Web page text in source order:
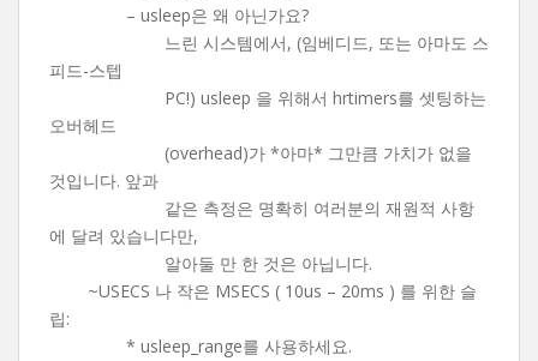
– usleep은 왜 아닌가요?
느린 시스템에서, (임베디드, 또는 아마도 스
피드-스텝
PC!) usleep 을 위해서 hrtimers를 셋팅하는
오버헤드
(overhead)가 *아마* 그만큼 가치가 없을
것입니다. 앞과
같은 측정은 명확히 여러분의 재원적 사항
에 달려 있습니다만,
알아둘 만 한 것은 아닙니다.
~USECS 나 작은 MSECS ( 10us – 20ms ) 를 위한 슬
립:
* usleep_range를 사용하세요.